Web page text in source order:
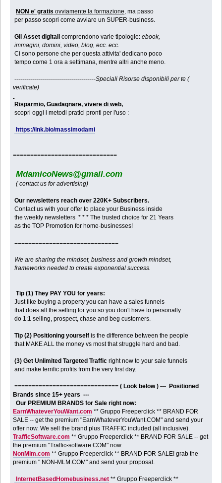
NON e' gratis ovviamente la formazione , ma passo
per passo scopri come avviare un SUPER-business.
Gli Asset digitali comprendono varie tipologie:ebook,
immagini, domini, video, blog, ecc. ecc.
Ci sono persone che per questa attivita' dedicano poco
tempo come 1 ora a settimana, mentre altri anche meno.
-----------------------------------------Speciali Risorse disponibili per te (
verificate)
Risparmio, Guadagnare, vivere di web,
scopri oggi i metodi pratici pronti per l'uso :
https://lnk.bio/massimodami
==============================
MdamicoNews@gmail.com
( contact us for advertising)
Our newsletters reach over 220K+ Subscribers.
Contact us with your offer to place your Business inside
the weekly newsletters * * * The trusted choice for 21 Years
as the TOP Promotion for home-businesses!
==============================
We are sharing the mindset, business and growth mindset,
frameworks needed to create exponential success.
Tip (1) They PAY YOU for years:
Just like buying a property you can have a sales funnels
that does all the selling for you so you don't have to personally
do 1:1 selling, prospect, chase and beg customers.
Tip (2) Positioning yourself is the difference between the people
that MAKE ALL the money vs most that struggle hard and bad.
(3) Get Unlimited Targeted Traffic right now to your sale funnels
and make terrific profits from the very first day.
==============================( Look below ) --- Positioned
Brands since 15+ years ---
Our PREMIUM BRANDS for Sale right now:
EarnWhateverYouWant.com ** Gruppo Freeperclick ** BRAND FOR
SALE -- get the premium "EarnWhateverYouWant.COM" and send your
offer now. We sell the brand plus TRAFFIC included (all inclusive).
TrafficSoftware.com ** Gruppo Freeperclick ** BRAND FOR SALE -- get
the premium "Traffic-software.COM" now.
NonMlm.com ** Gruppo Freeperclick ** BRAND FOR SALE! grab the
premium " NON-MLM.COM" and send your proposal.
InternetBasedHomebusiness.net ** Gruppo Freeperclick **